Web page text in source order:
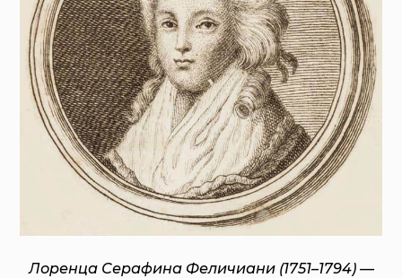
Лоренца Серафина Феличиани (1751–1794) —